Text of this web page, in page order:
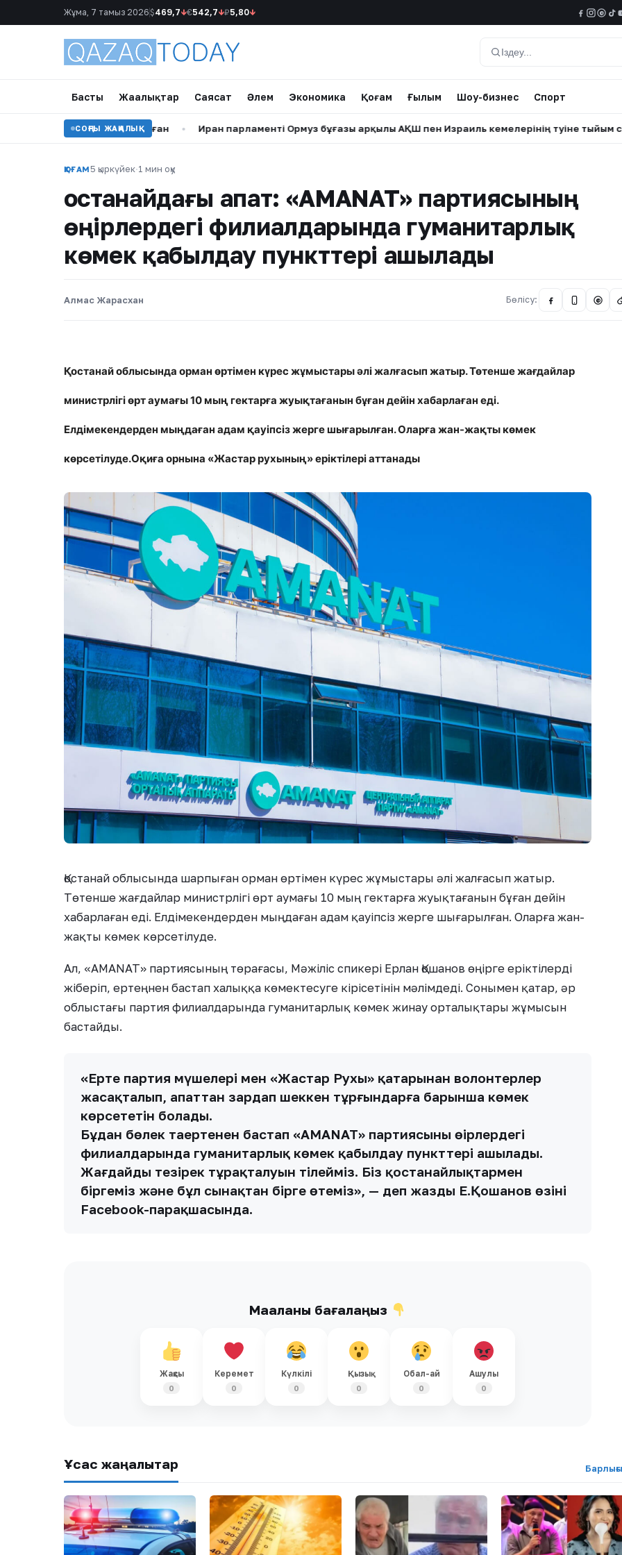
Жұма, 7 тамыз 2026 $469,7↓€542,7↓₽5,80↓ @
Іздеу
Басты Жаңалықтар Саясат Әлем Экономика Қоғам Ғылым Шоу-бизнес Спорт
СОҢҒЫ ЖАҢАЛЫҚ
тиіспек болған • Иран парламенті Ормуз бұғазы арқылы АҚШ пен Израиль кемелерінің өтуіне тыйым салуды
ҚОҒАМ 5 қыркүйек·1 мин оқу
Қостанайдағы апат: «AMANAT» партиясының
өңірлердегі филиалдарында гуманитарлық
көмек қабылдау пункттері ашылады
Алмас Жарасхан Бөлісу: @
Қостанай облысында орман өртімен күрес жұмыстары әлі жалғасып жатыр. Төтенше жағдайлар
министрлігі өрт аумағы 10 мың гектарға жуықтағанын бұған дейін хабарлаған еді.
Елдімекендерден мыңдаған адам қауіпсіз жерге шығарылған. Оларға жан-жақты көмек
көрсетілуде.Оқиға орнына «Жастар рухының» еріктілері аттанады
Қостанай облысында шарпыған орман өртімен күрес жұмыстары әлі жалғасып жатыр.
Төтенше жағдайлар министрлігі өрт аумағы 10 мың гектарға жуықтағанын бұған дейін
хабарлаған еді. Елдімекендерден мыңдаған адам қауіпсіз жерге шығарылған. Оларға жан-
жақты көмек көрсетілуде.
Ал, «AMANAT» партиясының төрағасы, Мәжіліс спикері Ерлан Қошанов өңірге еріктілерді
жіберіп, ертеңнен бастап халыққа көмектесуге кірісетінін мәлімдеді. Сонымен қатар, әр
облыстағы партия филиалдарында гуманитарлық көмек жинау орталықтары жұмысын
бастайды.
«Ертең партия мүшелері мен «Жастар Рухы» қатарынан волонтерлер
жасақталып, апаттан зардап шеккен тұрғындарға барынша көмек
көрсететін болады.
Бұдан бөлек таңертеңнен бастап «AMANAT» партиясының өңірлердегі
филиалдарында гуманитарлық көмек қабылдау пункттері ашылады.
Жағдайдың тезірек тұрақталуын тілейміз. Біз қостанайлықтармен
біргеміз және бұл сынақтан бірге өтеміз», — деп жазды Е.Қошанов өзінің
Facebook-парақшасында.
Мақаланы бағалаңыз
Жақсы
0
Керемет
0
Күлкілі
0
Қызық
0
Обал-ай
0
Ашулы
0
Ұқсас жаңалықтар